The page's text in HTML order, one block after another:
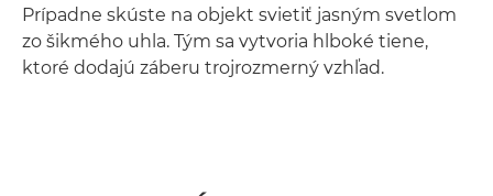
Prípadne skúste na objekt svietiť jasným svetlom
zo šikmého uhla. Tým sa vytvoria hlboké tiene,
ktoré dodajú záberu trojrozmerný vzhľad.